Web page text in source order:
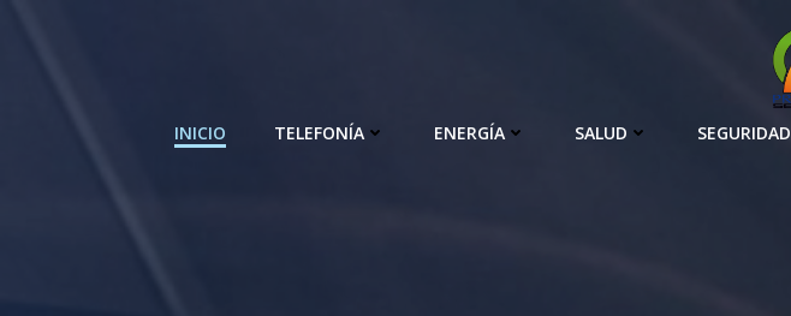
INICIO TELEFONÍA ENERGÍA SALUD SEGURIDAD